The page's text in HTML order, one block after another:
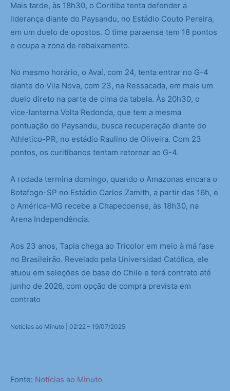
Mais tarde, às 18h30, o Coritiba tenta defender a
liderança diante do Paysandu, no Estádio Couto Pereira,
em um duelo de opostos. O time paraense tem 18 pontos
e ocupa a zona de rebaixamento.
No mesmo horário, o Avaí, com 24, tenta entrar no G-4
diante do Vila Nova, com 23, na Ressacada, em mais um
duelo direto na parte de cima da tabela. Às 20h30, o
vice-lanterna Volta Redonda, que tem a mesma
pontuação do Paysandu, busca recuperação diante do
Athletico-PR, no estádio Raulino de Oliveira. Com 23
pontos, os curitibanos tentam retornar ao G-4.
A rodada termina domingo, quando o Amazonas encara o
Botafogo-SP no Estádio Carlos Zamith, a partir das 16h, e
o América-MG recebe a Chapecoense, às 18h30, na
Arena Independência.
Aos 23 anos, Tapia chega ao Tricolor em meio à má fase
no Brasileirão. Revelado pela Universidad Católica, ele
atuou em seleções de base do Chile e terá contrato até
junho de 2026, com opção de compra prevista em
contrato
Notícias ao Minuto | 02:22 – 19/07/2025
Fonte: Notícias ao Minuto